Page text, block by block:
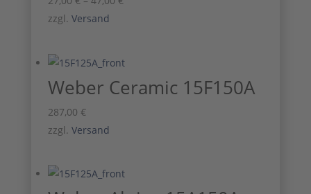
zzgl. Versand
Weber Ceramic 15F150A
287,00 €
zzgl. Versand